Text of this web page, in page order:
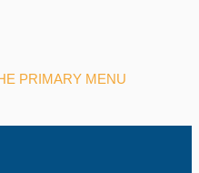
PRIMARY MENU